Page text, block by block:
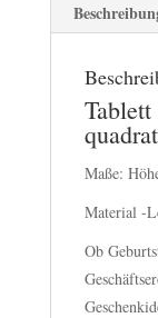
Maße:
Material -
Ob